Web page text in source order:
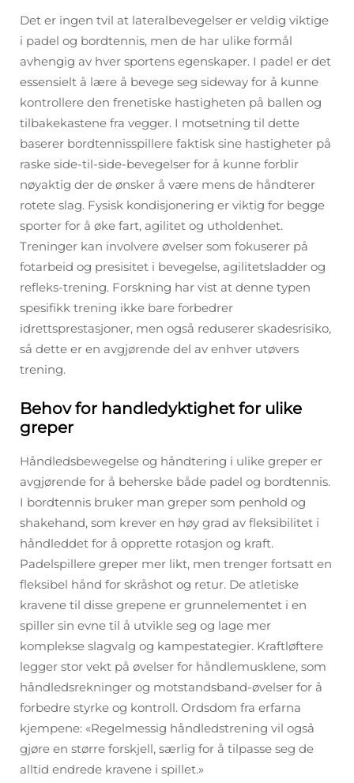
Det er ingen tvil at lateralbevegelser er veldig viktige
i padel og bordtennis, men de har ulike formål
avhengig av hver sportens egenskaper. I padel er det
essensielt å lære å bevege seg sideway for å kunne
kontrollere den frenetiske hastigheten på ballen og
tilbakekastene fra vegger. I motsetning til dette
baserer bordtennisspillere faktisk sine hastigheter på
raske side-til-side-bevegelser for å kunne forblir
nøyaktig der de ønsker å være mens de håndterer
rotete slag. Fysisk kondisjonering er viktig for begge
sporter for å øke fart, agilitet og utholdenhet.
Treninger kan involvere øvelser som fokuserer på
fotarbeid og presisitet i bevegelse, agilitetsladder og
refleks-trening. Forskning har vist at denne typen
spesifikk trening ikke bare forbedrer
idrettsprestasjoner, men også reduserer skadesrisiko,
så dette er en avgjørende del av enhver utøvers
trening.
Behov for handledyktighet for ulike
greper
Håndledsbewegelse og håndtering i ulike greper er
avgjørende for å beherske både padel og bordtennis.
I bordtennis bruker man greper som penhold og
shakehand, som krever en høy grad av fleksibilitet i
håndleddet for å opprette rotasjon og kraft.
Padelspillere greper mer likt, men trenger fortsatt en
fleksibel hånd for skråshot og retur. De atletiske
kravene til disse grepene er grunnelementet i en
spiller sin evne til å utvikle seg og lage mer
komplekse slagvalg og kampestategier. Kraftløftere
legger stor vekt på øvelser for håndlemusklene, som
håndledsrekninger og motstandsband-øvelser for å
forbedre styrke og kontroll. Ordsdom fra erfarna
kjempene: «Regelmessig håndledstrening vil også
gjøre en større forskjell, særlig for å tilpasse seg de
alltid endrede kravene i spillet.»